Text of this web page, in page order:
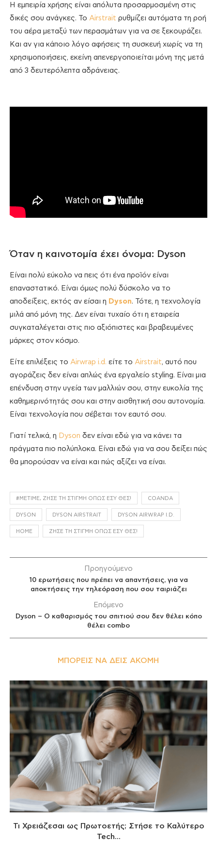
Η εμπειρία χρήσης είναι απόλυτα προσαρμοσμένη στις
δικές σου ανάγκες. Το Airstrait ρυθμίζει αυτόματα τη ροή
του αέρα μεταξύ των περασμάτων για να σε ξεκουράζει.
Και αν για κάποιο λόγο αφήσεις τη συσκευή χωρίς να τη
χρησιμοποιήσεις, εκείνη απενεργοποιείται μόνη της μετά
από 3 δευτερόλεπτα αδράνειας.
Όταν η καινοτομία έχει όνομα: Dyson
Είναι πολύ εύκολο να πεις ότι ένα προϊόν είναι
επαναστατικό. Είναι όμως πολύ δύσκολο να το
αποδείξεις, εκτός αν είσαι η Dyson. Τότε, η τεχνολογία
μιλά από μόνη της. Δεν είναι τυχαίο ότι η εταιρεία
συγκαταλέγεται στις πιο αξιόπιστες και βραβευμένες
μάρκες στον κόσμο.
Είτε επιλέξεις το Airwrap i.d. είτε το Airstrait, αυτό που
αγοράζεις δεν είναι απλώς ένα εργαλείο styling. Είναι μια
επένδυση στην υγεία των μαλλιών σου, στην ευκολία της
καθημερινότητάς σου και στην αισθητική σου αυτονομία.
Είναι τεχνολογία που σέβεται τον εαυτό σου.
Γιατί τελικά, η Dyson δεν είναι εδώ για να κάνει τα
πράγματα πιο πολύπλοκα. Είναι εδώ για να σου δείξει πώς
θα μπορούσαν να είναι και πώς αξίζει να είναι.
#METIME, ΖΉΣΕ ΤΗ ΣΤΙΓΜΉ ΌΠΩΣ ΕΣΎ ΘΕΣ! COANDA
DYSON DYSON AIRSTRAIT DYSON AIRWRAP I.D.
HOME ΖΉΣΕ ΤΗ ΣΤΙΓΜΗ ΌΠΩΣ ΕΣΎ ΘΕΣ!
Προηγούμενο
10 ερωτήσεις που πρέπει να απαντήσεις, για να
αποκτήσεις την τηλεόραση που σου ταιριάζει
Επόμενο
Dyson – Ο καθαρισμός του σπιτιού σου δεν θέλει κόπο
θέλει combo
ΜΠΟΡΕΊΣ ΝΑ ΔΕΙΣ ΑΚΌΜΗ
Τι Χρειάζεσαι ως Πρωτοετής; Στήσε το Καλύτερο
Tech...